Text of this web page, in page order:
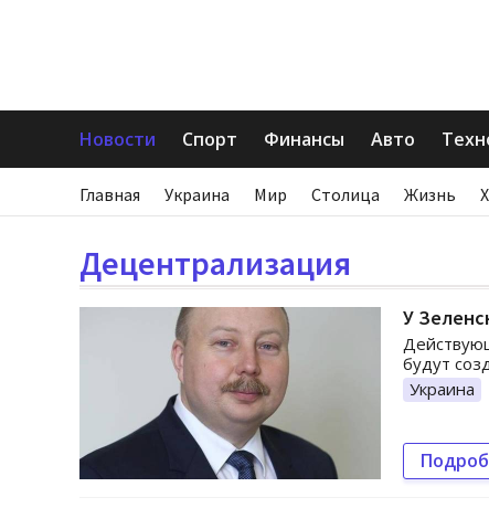
Новости Спорт Финансы Авто
Главная Украина Мир Столица Жизнь
Децентрализация
У
будут
Украина